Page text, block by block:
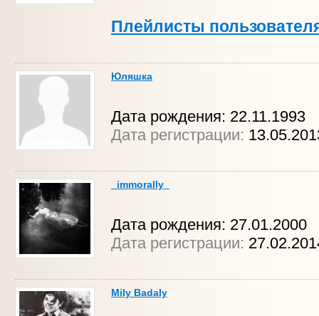
Плейлисты
Юляшка
Дата рождения: 22.11.1993
Дата регистрации:
_immorally_
Дата рождения: 27.01.2000
Дата регистрации:
Mily Badaly